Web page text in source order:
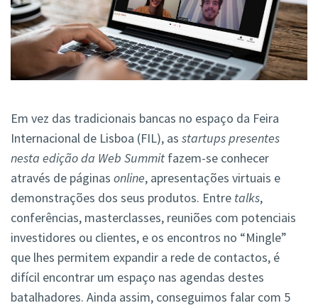
Em vez das tradicionais bancas no espaço da Feira
Internacional de Lisboa (FIL), as startups presentes
nesta edição da Web Summit fazem-se conhecer
através de páginas online, apresentações virtuais e
demonstrações dos seus produtos. Entre talks,
conferências, masterclasses, reuniões com potenciais
investidores ou clientes, e os encontros no “Mingle”
que lhes permitem expandir a rede de contactos, é
difícil encontrar um espaço nas agendas destes
batalhadores. Ainda assim, conseguimos falar com 5